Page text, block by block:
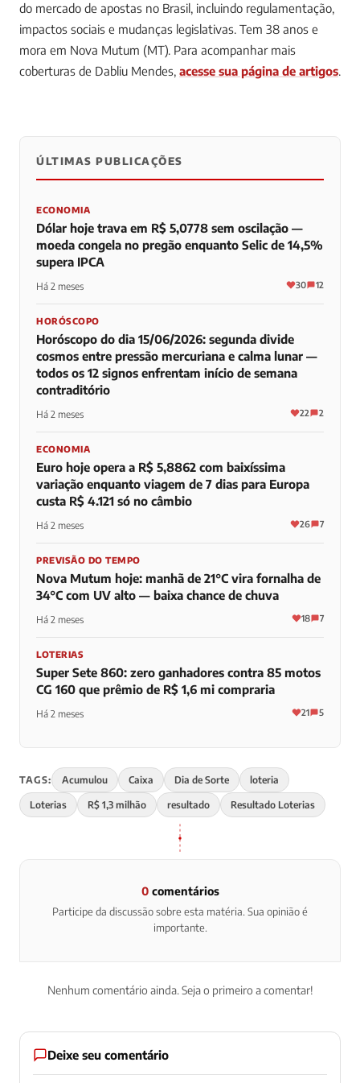
do mercado de apostas no Brasil, incluindo regulamentação,
impactos sociais e mudanças legislativas. Tem 38 anos e
mora em Nova Mutum (MT). Para acompanhar mais
coberturas de Dabliu Mendes, acesse sua página de artigos.
0 0 0
ÚLTIMAS PUBLICAÇÕES
ECONOMIA
Dólar hoje trava em R$ 5,0778 sem oscilação —
moeda congela no pregão enquanto Selic de 14,5%
supera IPCA
Há 2 meses 30 12
HORÓSCOPO
Horóscopo do dia 15/06/2026: segunda divide
cosmos entre pressão mercuriana e calma lunar —
todos os 12 signos enfrentam início de semana
contraditório
Há 2 meses 22 2
ECONOMIA
Euro hoje opera a R$ 5,8862 com baixíssima
variação enquanto viagem de 7 dias para Europa
custa R$ 4.121 só no câmbio
Há 2 meses 26 7
PREVISÃO DO TEMPO
Nova Mutum hoje: manhã de 21°C vira fornalha de
34°C com UV alto — baixa chance de chuva
Há 2 meses 18 7
LOTERIAS
Super Sete 860: zero ganhadores contra 85 motos
CG 160 que prêmio de R$ 1,6 mi compraria
Há 2 meses 21 5
TAGS: Acumulou Caixa Dia de Sorte loteria
Loterias R$ 1,3 milhão resultado Resultado Loterias
0comentários
Participe da discussão sobre esta matéria. Sua opinião é
importante.
Nenhum comentário ainda. Seja o primeiro a comentar!
Deixe seu comentário